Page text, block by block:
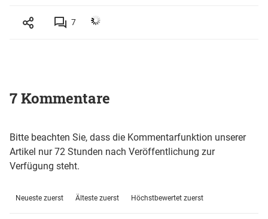
7
7 Kommentare
Bitte beachten Sie, dass die Kommentarfunktion unserer
Artikel nur 72 Stunden nach Veröffentlichung zur
Verfügung steht.
Neueste zuerst Älteste zuerst Höchstbewertet zuerst